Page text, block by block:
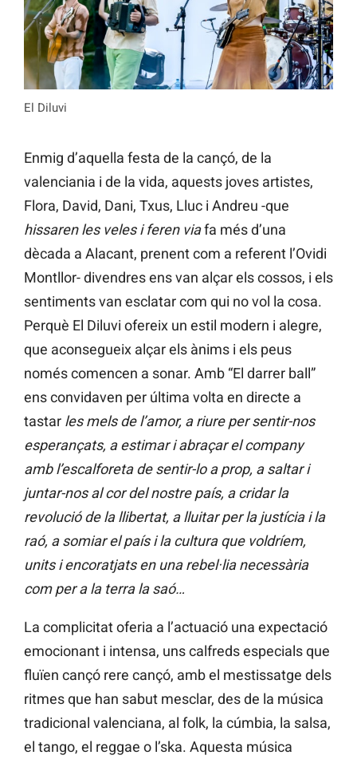
El Diluvi
Enmig d’aquella festa de la cançó, de la
valenciania i de la vida, aquests joves artistes,
Flora, David, Dani, Txus, Lluc i Andreu -que
hissaren les veles i feren viafa més d’una
dècada a Alacant, prenent com a referent l’Ovidi
Montllor- divendres ens van alçar els cossos, i els
sentiments van esclatar com qui no vol la cosa.
Perquè El Diluvi ofereix un estil modern i alegre,
que aconsegueix alçar els ànims i els peus
només comencen a sonar. Amb “El darrer ball”
ens convidaven per última volta en directe a
tastar les mels de l’amor, a riure per sentir-nos
esperançats, a estimar i abraçar el company
amb l’escalforeta de sentir-lo a prop, a saltar i
juntar-nos al cor del nostre país, a cridar la
revolució de la llibertat, a lluitar per la justícia i la
raó, a somiar el país i la cultura que voldríem,
units i encoratjats en una rebel·lia necessària
com per a la terra la saó…
La complicitat oferia a l’actuació una expectació
emocionant i intensa, uns calfreds especials que
fluïen cançó rere cançó, amb el mestissatge dels
ritmes que han sabut mesclar, des de la música
tradicional valenciana, al folk, la cúmbia, la salsa,
el tango, el reggae o l’ska. Aquesta música